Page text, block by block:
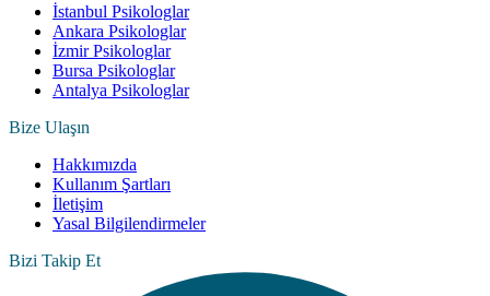
İstanbul Psikologlar
Ankara Psikologlar
İzmir Psikologlar
Bursa Psikologlar
Antalya Psikologlar
Bize Ulaşın
Hakkımızda
Kullanım Şartları
İletişim
Yasal Bilgilendirmeler
Bizi Takip Et